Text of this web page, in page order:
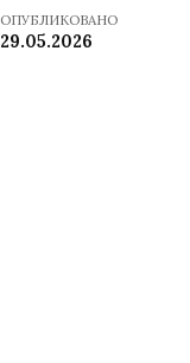
ОПУБЛИКОВАНО
29.05.2026